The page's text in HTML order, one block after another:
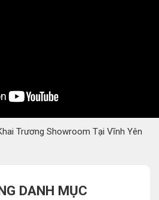
Trương Showroom Tại Vĩnh Yên
DANH MỤC